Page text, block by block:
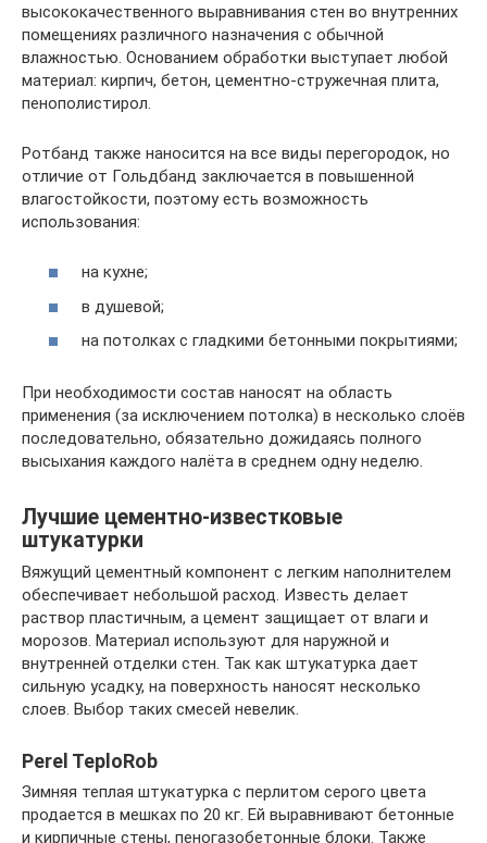
высококачественного выравнивания стен во внутренних
помещениях различного назначения с обычной
влажностью. Основанием обработки выступает любой
материал: кирпич, бетон, цементно-стружечная плита,
пенополистирол.
Ротбанд также наносится на все виды перегородок, но
отличие от Гольдбанд заключается в повышенной
влагостойкости, поэтому есть возможность
использования:
на кухне;
в душевой;
на потолках с гладкими бетонными покрытиями;
При необходимости состав наносят на область
применения (за исключением потолка) в несколько слоёв
последовательно, обязательно дожидаясь полного
высыхания каждого налёта в среднем одну неделю.
Лучшие цементно-известковые
штукатурки
Вяжущий цементный компонент с легким наполнителем
обеспечивает небольшой расход. Известь делает
раствор пластичным, а цемент защищает от влаги и
морозов. Материал используют для наружной и
внутренней отделки стен. Так как штукатурка дает
сильную усадку, на поверхность наносят несколько
слоев. Выбор таких смесей невелик.
Perel TeploRob
Зимняя теплая штукатурка с перлитом серого цвета
продается в мешках по 20 кг. Ей выравнивают бетонные
и кирпичные стены, пеногазобетонные блоки. Также